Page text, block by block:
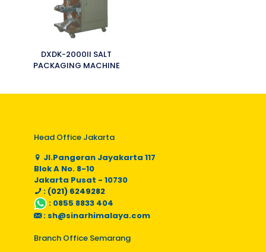
DXDK-2000II SALT
PACKAGING MACHINE
Head Office Jakarta
Jl.Pangeran Jayakarta 117
Blok A No. 8-10
Jakarta Pusat - 10730
: (021) 6249282
: 0855 8833 404
: sh@sinarhimalaya.com
Branch Office Semarang